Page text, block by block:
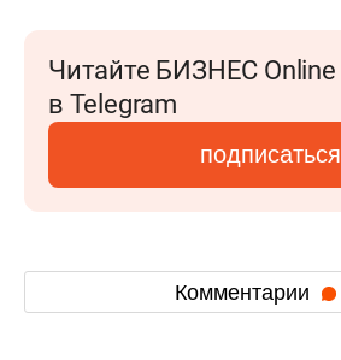
Читайте БИЗНЕС Online
в Telegram
подписаться
Комментарии